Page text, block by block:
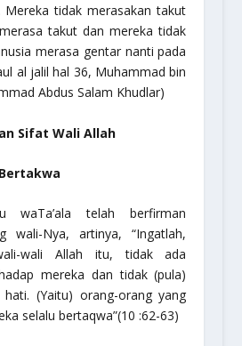
Mereka tidak merasakan takut
takut dan mereka tidak
merasa gentar nanti pada
al jalil hal 36, Muhammad bin
Abdus Salam Khudlar)
Sifat Wali Allah
waTa’ala telah berfirman
wali-Nya, artinya,“Ingatlah,
wali Allah itu, tidak ada
mereka dan tidak (pula)
(Yaitu) orang-orang yang
selalu bertaqwa”(10 :62-63)